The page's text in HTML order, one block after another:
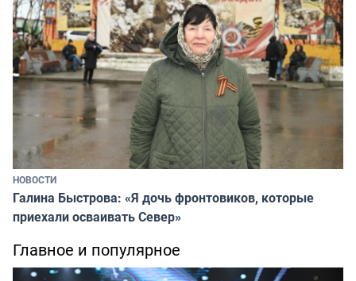
НОВОСТИ
Галина Быстрова: «Я дочь фронтовиков, которые
приехали осваивать Север»
Главное и популярное